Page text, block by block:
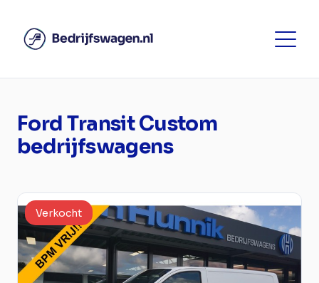
Ford Transit Custom
bedrijfswagens
Verkocht